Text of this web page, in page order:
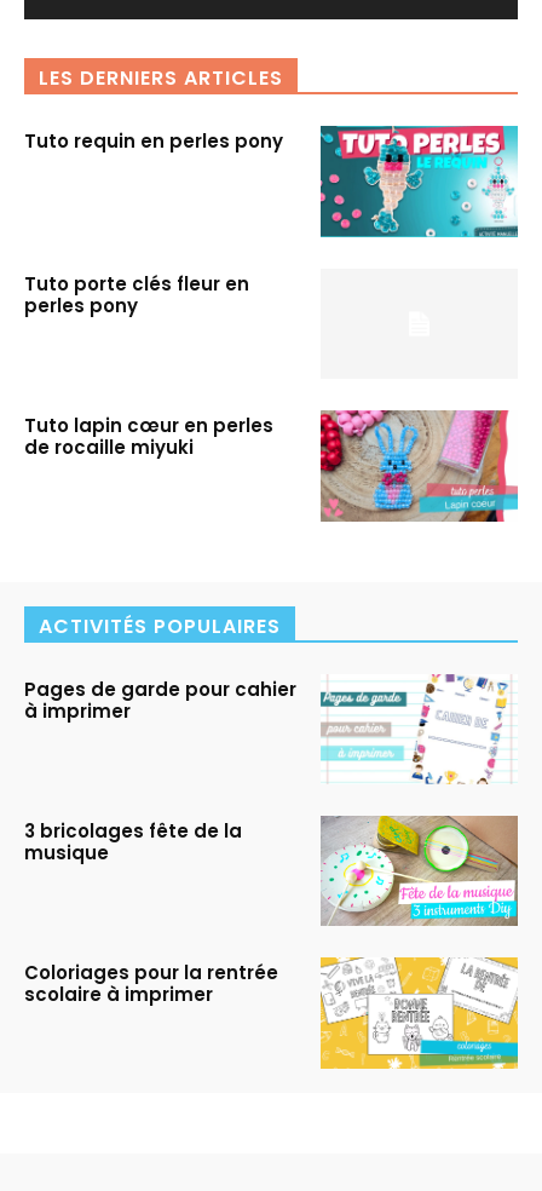
LES DERNIERS ARTICLES
Tuto requin en perles pony
Tuto porte clés fleur en
perles pony
Tuto lapin cœur en perles
de rocaille miyuki
ACTIVITÉS POPULAIRES
Pages de garde pour cahier
à imprimer
3 bricolages fête de la
musique
Coloriages pour la rentrée
scolaire à imprimer